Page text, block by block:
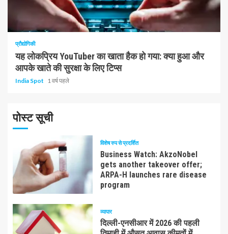
प्रौद्योगिकी
यह लोकप्रिय YouTuber का खाता हैक हो गया: क्या हुआ और
आपके खाते की सुरक्षा के लिए टिप्स
India Spot 1 वर्ष पहले
पोस्ट सूची
विशेष रुप से प्रदर्शित
Business Watch: AkzoNobel
gets another takeover offer;
ARPA-H launches rare disease
program
व्यापार
दिल्ली-एनसीआर में 2026 की पहली